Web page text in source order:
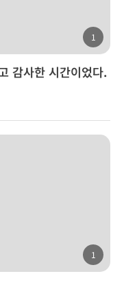
1
감사한 시간이었다.
1